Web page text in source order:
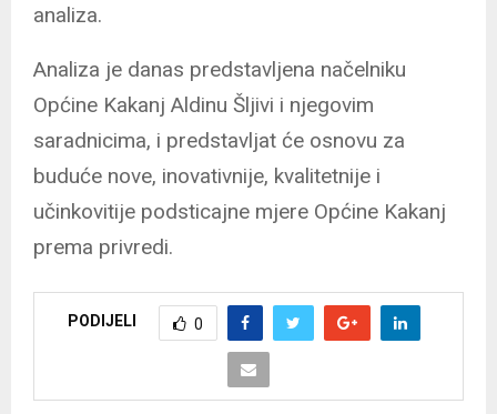
analiza.
Analiza je danas predstavljena načelniku
Općine Kakanj Aldinu Šljivi i njegovim
saradnicima, i predstavljat će osnovu za
buduće nove, inovativnije, kvalitetnije i
učinkovitije podsticajne mjere Općine Kakanj
prema privredi.
PODIJELI 0